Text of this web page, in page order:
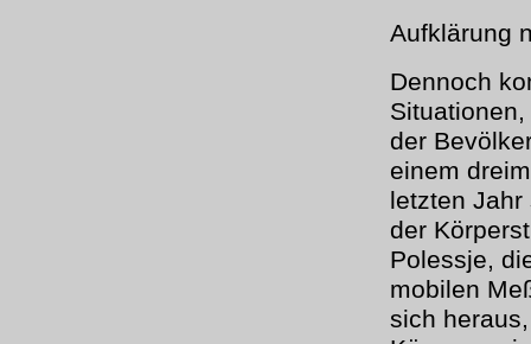
Aufklärung
Dennoch
der
einem
letzten
der
Polessje,
mobilen
sich